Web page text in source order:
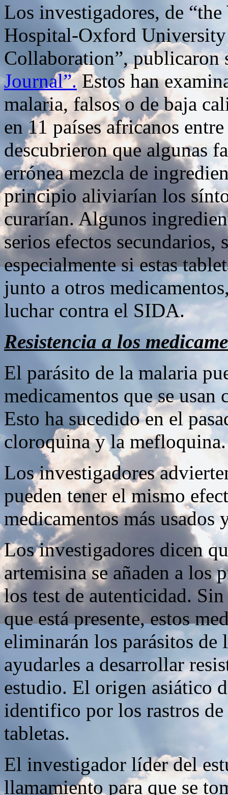
Los investigadores, de
Hospital-Oxford
Collaboration”, publicaron
Journal”.Estos han
malaria, falsos o de baja
en 11 países africanos
descubrieron que algunas
errónea mezcla de
principio aliviarían los
curarían. Algunos
serios efectos secundarios,
especialmente si estas
junto a otros
luchar contra el SIDA.
Resistencia a los
El parásito de la malaria
medicamentos que se
Esto ha sucedido en el
cloroquina y la mefloquina.
Los investigadores
pueden tener el mismo
medicamentos más
Los investigadores dicen
artemisina se añaden a los
los test de autenticidad.
que está presente, estos
eliminarán los parásitos
ayudarles a desarrollar
estudio. El origen asiático
identifico por los rastros
tabletas.
El investigador líder del
llamamiento para que se